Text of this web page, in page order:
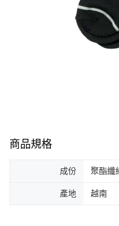
商品規格
成份 聚酯纖
產地 越南